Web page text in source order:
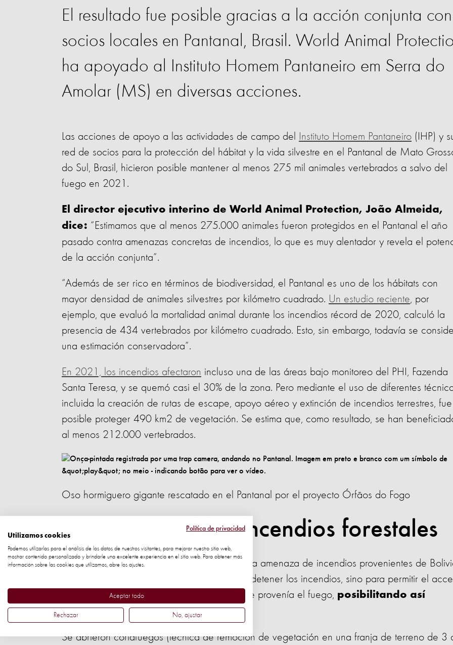
El resultado fue posible gracias a la acción conjunta con
socios locales en Pantanal, Brasil. World Animal
ha apoyado al Instituto Homem Pantaneiro em Serra do
Amolar (MS) en diversas acciones.
Las acciones de apoyo a las actividades de campo del Instituto Homem Pantaneiro (IHP) y
red de socios para la protección del hábitat y la vida silvestre en el Pantanal de Mato
do Sul, Brasil, hicieron posible mantener al menos 275 mil animales vertebrados a salvo del
fuego en 2021.
El director ejecutivo interino de World Animal Protection, João Almeida,
dice: “Estimamos que al menos 275.000 animales fueron protegidos en el Pantanal el año
pasado contra amenazas concretas de incendios, lo que es muy alentador y revela el
de la acción conjunta”.
“Además de ser rico en términos de biodiversidad, el Pantanal es uno de los hábitats con
mayor densidad de animales silvestres por kilómetro cuadrado. Un estudio reciente, por
ejemplo, que evaluó la mortalidad animal durante los incendios récord de 2020, calculó la
presencia de 434 vertebrados por kilómetro cuadrado. Esto, sin embargo, todavía se
una estimación conservadora”.
En 2021, los incendios afectaron incluso una de las áreas bajo monitoreo del PHI, Fazenda
Santa Teresa, y se quemó casi el 30% de la zona. Pero mediante el uso de diferentes
incluida la creación de rutas de escape, apoyo aéreo y extinción de incendios terrestres, fue
posible proteger 490 km2 de vegetación. Se estima que, como resultado, se han
al menos 212.000 vertebrados.
Oso hormiguero gigante rescatado en el Pantanal por el proyecto Órfãos do Fogo
Medidas ante los incendios forestales
También entre las medidas preventivas, ante la amenaza de incendios provenientes de
se abrieron otras vías, no precisamente para detener los incendios, sino para permitir el
de los equipos a las zonas remotas de donde provenía el fuego, posibilitando así
combatir las llamas en esa región.
Se abrieron cortafuegos (técnica de remoción de vegetación en una franja de terreno de 3
Política de privacidad
Utilizamos cookies
Podemos utilizarlas para el análisis de los datos de nuestros visitantes, para mejorar nuestro sitio web,
mostrar contenido personalizado y brindarle una excelente experiencia en el sitio web. Para obtener más
información sobre las cookies que utilizamos, abre los ajustes.
Aceptar todo
Rechazar No, ajustar